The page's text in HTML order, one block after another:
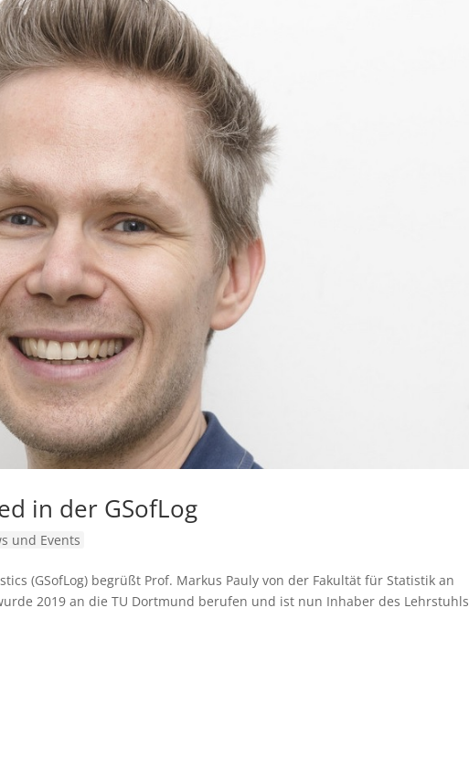
in der GSofLog
und Events
(GSofLog) begrüßt Prof. Markus Pauly von der Fakultät für Statistik an
2019 an die TU Dortmund berufen und ist nun Inhaber des Lehrstuhls